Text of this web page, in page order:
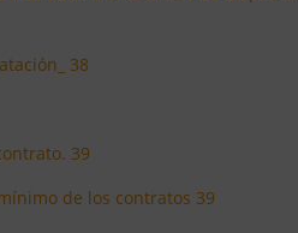
38
39
de los contratos 39